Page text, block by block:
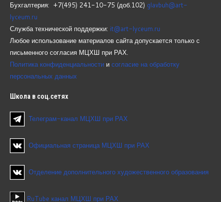
Бухгалтерия: +7(495) 241-10-75 (доб.102) glavbuh@art-
lyceum.ru
Служба технической поддержки: it@art-lyceum.ru
Любое использование материалов сайта допускается только с
письменного согласия МЦХШ при РАХ.
Политика конфиденциальности и согласие на обработку
персональных данных
Школа в соц.сетях
Телеграм-канал МЦХШ при РАХ
Официальная страница МЦХШ при РАХ
Отделение дополнительного художественного образования
RuTube канал МЦХШ при РАХ